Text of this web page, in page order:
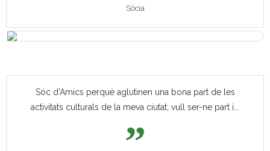
Sòcia
Sóc d'Amics perquè aglutinen una bona part de les
activitats culturals de la meva ciutat; vull ser-ne part i...